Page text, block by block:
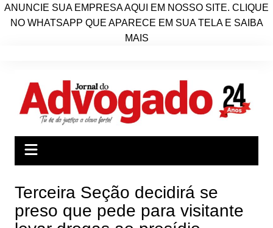
ANUNCIE SUA EMPRESA AQUI EM NOSSO SITE. CLIQUE
NO WHATSAPP QUE APARECE EM SUA TELA E SAIBA
MAIS
conteúdo
Terceira Seção decidirá se
preso que pede para visitante